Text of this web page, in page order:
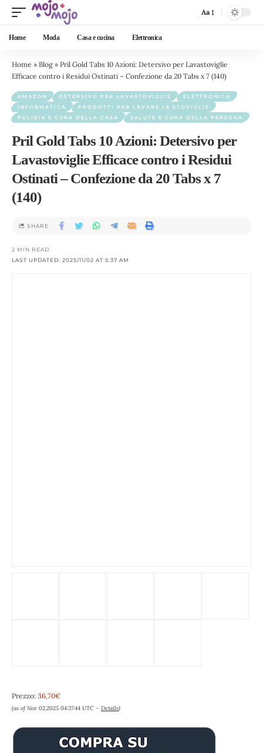
Aa
Home Moda Casa e cucina Elettronica
Home » Blog » Pril Gold Tabs 10 Azioni: Detersivo per Lavastoviglie
Efficace contro i Residui Ostinati – Confezione da 20 Tabs x 7 (140)
AMAZON DETERSIVO PER LAVASTOVIGLIE
ELETTRONICA
INFORMATICA
PRODOTTI PER LAVARE LE STOVIGLIE
PULIZIA E CURA DELLA CASA
SALUTE E CURA DELLA PERSONA
Pril Gold Tabs 10 Azioni: Detersivo per
Lavastoviglie Efficace contro i Residui
Ostinati – Confezione da 20 Tabs x 7
(140)
LAST UPDATED: 2025/11/02 AT 5:37 AM
2 MIN READ
SHARE
Prezzo: 36,70€
(as of Nov 02,2025 04:37:44 UTC – Details)